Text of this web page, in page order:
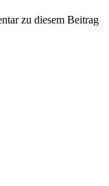
zu diesem Beitrag